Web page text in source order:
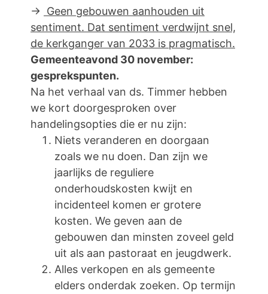
→ Geen gebouwen aanhouden uit
sentiment. Dat sentiment verdwijnt snel,
de kerkganger van 2033 is pragmatisch.
Gemeenteavond 30 november:
gesprekspunten.
Na het verhaal van ds. Timmer hebben
we kort doorgesproken over
handelingsopties die er nu zijn:
Niets veranderen en doorgaan
zoals we nu doen. Dan zijn we
jaarlijks de reguliere
onderhoudskosten kwijt en
incidenteel komen er grotere
kosten. We geven aan de
gebouwen dan minsten zoveel geld
uit als aan pastoraat en jeugdwerk.
Alles verkopen en als gemeente
elders onderdak zoeken. Op termijn